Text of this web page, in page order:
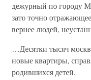
дежурный по городу
зато точно
вернее людей,
…Десятки тысяч
новые квартиры,
родившихся детей.